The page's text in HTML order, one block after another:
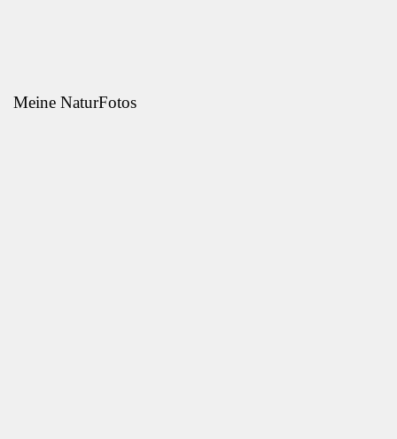
Meine NaturFotos